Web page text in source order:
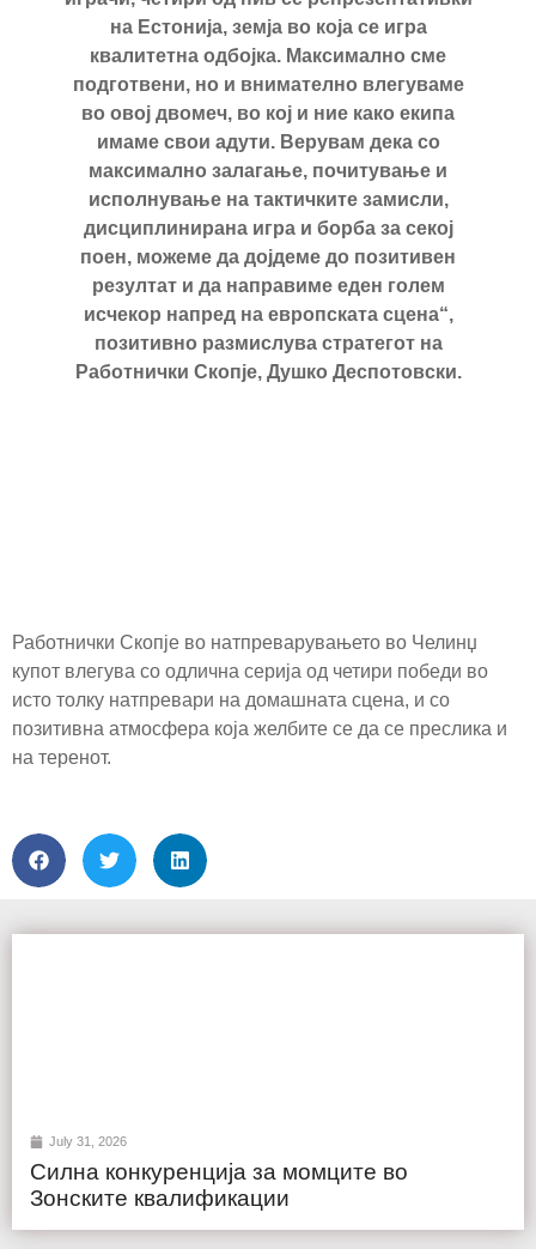
на Естонија, земја во која се игра
квалитетна одбојка. Максимално сме
подготвени, но и внимателно влегуваме
во овој двомеч, во кој и ние како екипа
имаме свои адути. Верувам дека со
максимално залагање, почитување и
исполнување на тактичките замисли,
дисциплинирана игра и борба за секој
поен, можеме да дојдеме до позитивен
резултат и да направиме еден голем
исчекор напред на европската сцена“,
позитивно размислува стратегот на
Работнички Скопје, Душко Деспотовски.
Работнички Скопје во натпреварувањето во Челинџ
купот влегува со одлична серија од четири победи во
исто толку натпревари на домашната сцена, и со
позитивна атмосфера која желбите се да се преслика и
на теренот.
July 31, 2026
Силна конкуренција за момците во
Зонските квалификации